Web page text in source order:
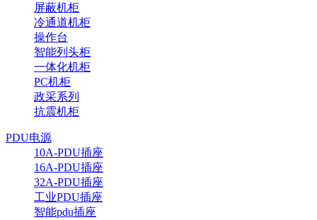
屏蔽机柜
冷通道机柜
操作台
智能列头柜
一体化机柜
PC机柜
政采系列
抗震机柜
PDU电源
10A-PDU插座
16A-PDU插座
32A-PDU插座
工业PDU插座
智能pdu插座